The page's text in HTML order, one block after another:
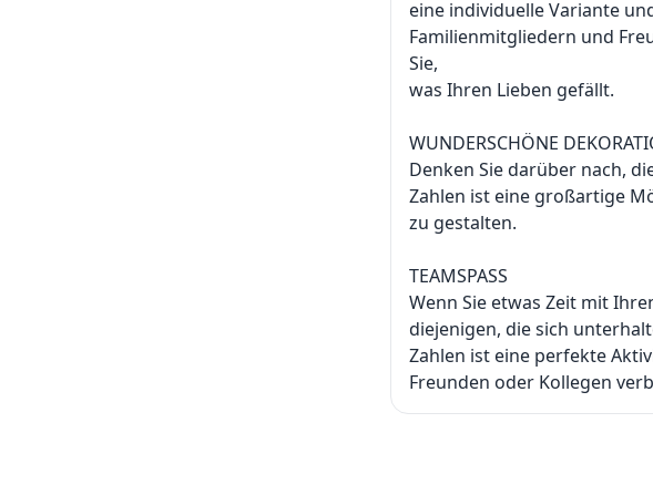
eine individuelle Variante
Familienmitgliedern und
Sie,
was Ihren Lieben gefällt.
WUNDERSCHÖNE
Denken Sie darüber nach,
Zahlen ist eine großartige
zu gestalten.
TEAMSPASS
Wenn Sie etwas Zeit mit
diejenigen, die sich
Zahlen ist eine perfekte
Freunden oder Kollegen